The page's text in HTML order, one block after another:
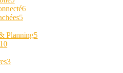
6
5
Planning5
10
3